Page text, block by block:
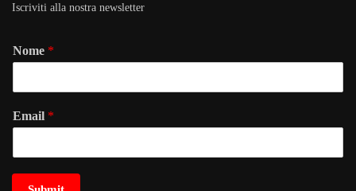
Iscriviti alla nostra newsletter
Nome *
Email *